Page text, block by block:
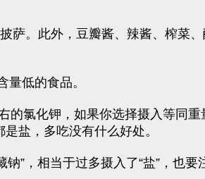
萨。此外，豆瓣酱、辣酱、榨菜
低的食品。
的氯化钾，如果你选择摄入等同重
盐，多吃没有什么好处。
”，相当于过多摄入了“盐”，也要